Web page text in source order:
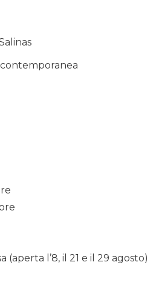
contemporanea
(aperta l’8, il 21 e il 29 agosto)